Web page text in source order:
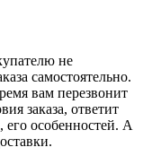
не
самостоятельно.
вам перезвонит
заказа, ответит
его особенностей. А